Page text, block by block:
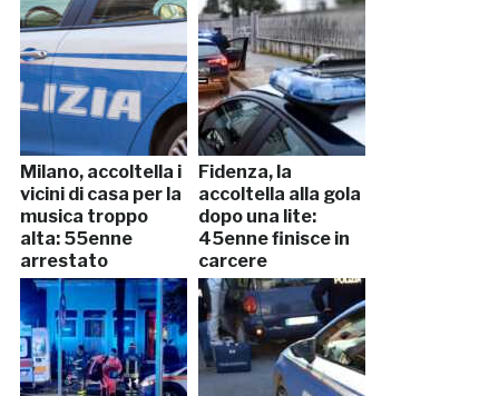
Milano, accoltella i
vicini di casa per la
musica troppo
alta: 55enne
arrestato
Fidenza, la
accoltella alla gola
dopo una lite:
45enne finisce in
carcere